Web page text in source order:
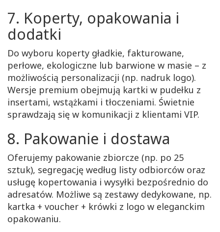
7. Koperty, opakowania i
dodatki
Do wyboru koperty gładkie, fakturowane,
perłowe, ekologiczne lub barwione w masie – z
możliwością personalizacji (np. nadruk logo).
Wersje premium obejmują kartki w pudełku z
insertami, wstążkami i tłoczeniami. Świetnie
sprawdzają się w komunikacji z klientami VIP.
8. Pakowanie i dostawa
Oferujemy pakowanie zbiorcze (np. po 25
sztuk), segregację według listy odbiorców oraz
usługę kopertowania i wysyłki bezpośrednio do
adresatów. Możliwe są zestawy dedykowane, np.
kartka + voucher + krówki z logo w eleganckim
opakowaniu.